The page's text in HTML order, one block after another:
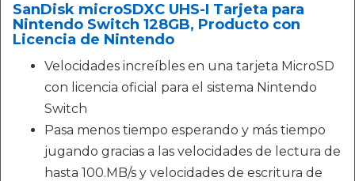
SanDisk microSDXC UHS-I Tarjeta para
Nintendo Switch 128GB, Producto con
Licencia de Nintendo
Velocidades increíbles en una tarjeta MicroSD
con licencia oficial para el sistema Nintendo
Switch
Pasa menos tiempo esperando y más tiempo
jugando gracias a las velocidades de lectura de
hasta 100.MB/s y velocidades de escritura de